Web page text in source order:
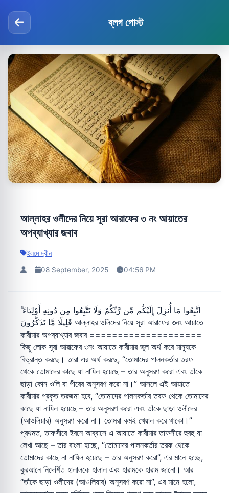
ব্লগ পোস্ট
আল্লাহর ওলীদের নিয়ে সূরা আরাফের ৩ নং আয়াতের
অপব্যাখ্যার জবাব
ইলমে দ্বীন
08 September, 2025 04:56 PM
اتَّبِعُوا مَا أُنزِلَ إِلَيْكُم مِّن رَّبِّكُمْ وَلَا تَتَّبِعُوا مِن دُونِهِ أَوْلِيَاءَ ۗ
قَلِيلًا مَّا تَذَكَّرُونَ আল্লাহর ওলিদের নিয়ে সূরা আরাফের ৩নং আয়াতে
কারীমার অপব্যাখ্যার জবাব ====================
কিছু লোক সূরা আরাফের ৩নং আয়াতে কারীমার ভুল অর্থ করে মানুষকে
বিভ্রান্ত করছে। তারা এর অর্থ করছে, “তোমাদের পালনকর্তার তরফ
থেকে তোমাদের কাছে যা নাযিল হয়েছে – তার অনুসরণ করো এবং তাঁকে
ছাড়া কোন ওলি বা পীরের অনুসরণ করো না।” আসলে এই আয়াতে
কারীমার প্রকৃত তরজমা হবে, “তোমাদের পালনকর্তার তরফ থেকে তোমাদের
কাছে যা নাযিল হয়েছে – তার অনুসরণ করো এবং তাঁকে ছাড়া ওলীদের
(আওলিয়ার) অনুসরণ করো না। তোমরা কমই খেয়াল করে থাকো।”
প্রথমত, তাফসীরে ইবনে আব্বাসে এ আয়াতে কারীমার তাফসীরে হুবহু যা
লেখা আছে – তার বাংলা হচ্ছে, “তোমাদের পালনকর্তার তরফ থেকে
তোমাদের কাছে না নাযিল হয়েছে – তার অনুসরণ করো”, এর মানে হচ্ছে,
কুরআনে নিদের্শিত হালালকে হালাল এবং হারামকে হারাম জানো। আর
“তাঁকে ছাড়া ওলীদের (আওলিয়ার) অনুসরণ করো না”, এর মানে হলো,